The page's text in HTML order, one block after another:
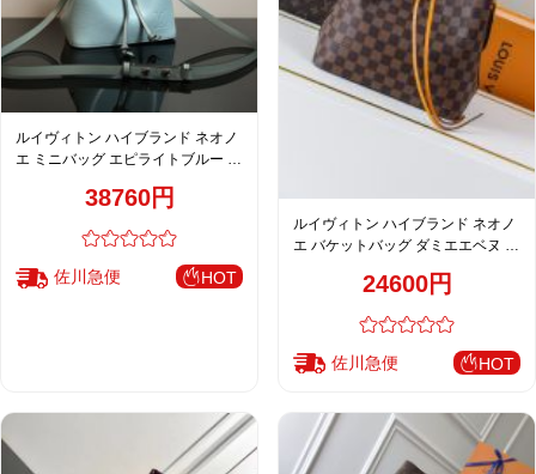
ルイヴィトン ハイブランド ネオノ
エ ミニバッグ エピライトブルー レ
38760円
佐川急便 HOT
ルイヴィトン ハイブランド ネオノ
エ バケットバッグ ダミエエベヌ キ
24600円
佐川急便 HOT